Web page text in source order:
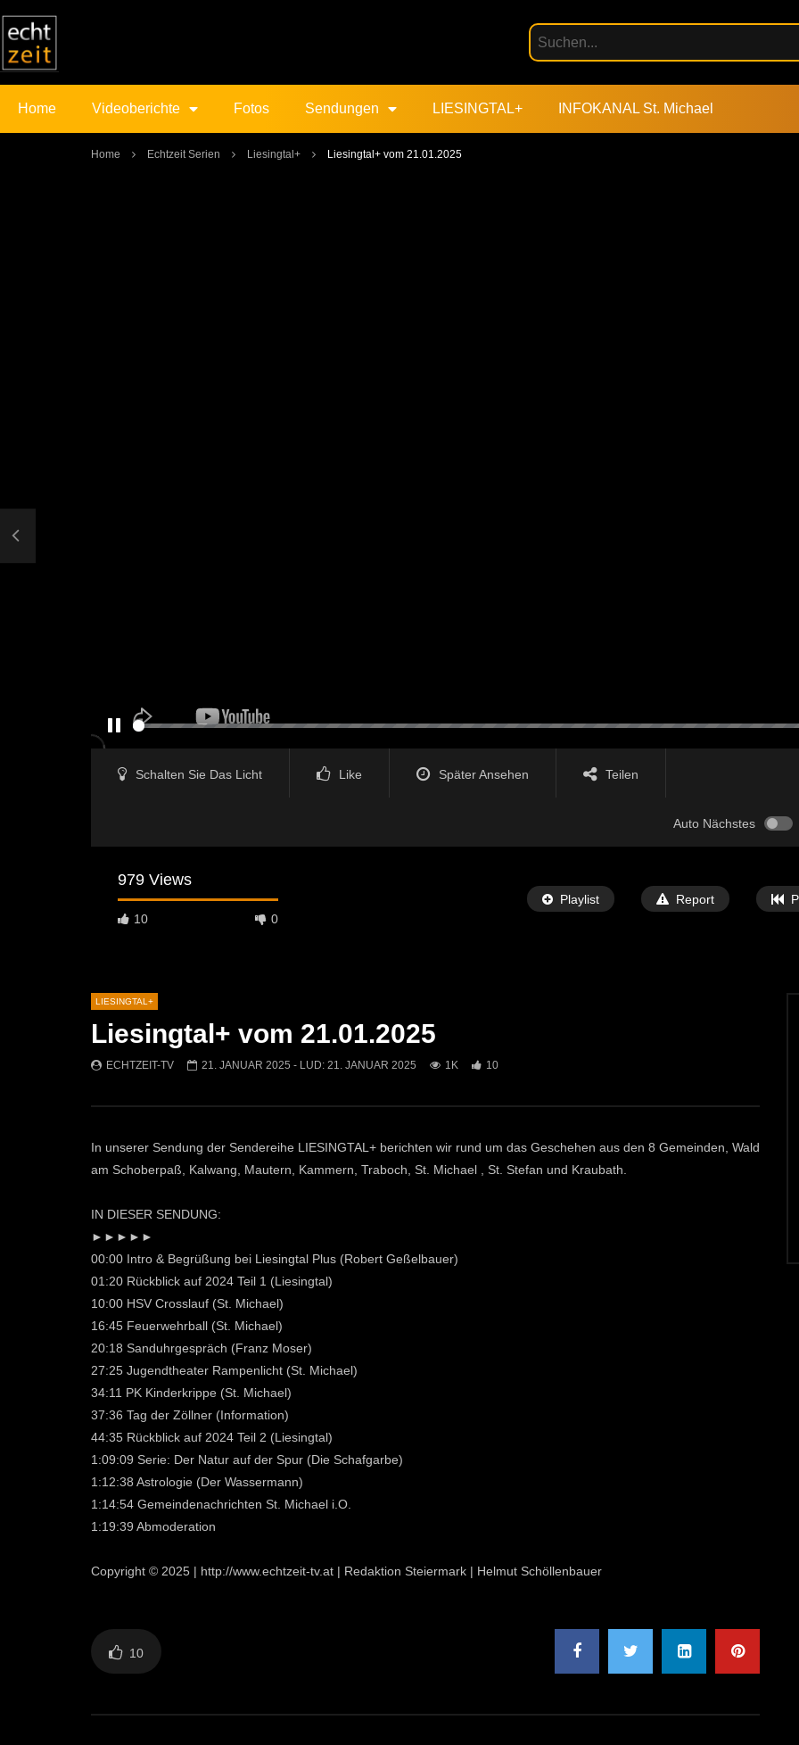
Home Videoberichte Fotos Sendungen LIESINGTAL+ INFOKANAL St. Michael
Home Echtzeit Serien Liesingtal+ Liesingtal+ vom 21.01.2025
Schalten Sie Das Licht Like Später Ansehen Teilen
Auto Nächstes
979 Views
10 0
Playlist Report
Später Ansehen
38:15 40:58
LIESINGTAL+
Liesingtal+ vom 21.01.2025
ECHTZEIT-TV 21. JANUAR 2025 - LUD: 21. JANUAR 2025 1K 10
In unserer Sendung der Sendereihe LIESINGTAL+ berichten wir rund um das Geschehen aus den 8 Gemeinden, Wald
am Schoberpaß, Kalwang, Mautern, Kammern, Traboch, St. Michael , St. Stefan und Kraubath.
IN DIESER SENDUNG:
►►►►►
00:00 Intro & Begrüßung bei Liesingtal Plus (Robert Geßelbauer)
01:20 Rückblick auf 2024 Teil 1 (Liesingtal)
10:00 HSV Crosslauf (St. Michael)
16:45 Feuerwehrball (St. Michael)
20:18 Sanduhrgespräch (Franz Moser)
27:25 Jugendtheater Rampenlicht (St. Michael)
34:11 PK Kinderkrippe (St. Michael)
37:36 Tag der Zöllner (Information)
44:35 Rückblick auf 2024 Teil 2 (Liesingtal)
1:09:09 Serie: Der Natur auf der Spur (Die Schafgarbe)
1:12:38 Astrologie (Der Wassermann)
1:14:54 Gemeindenachrichten St. Michael i.O.
1:19:39 Abmoderation
Copyright © 2025 | http://www.echtzeit-tv.at | Redaktion Steiermark | Helmut Schöllenbauer
10